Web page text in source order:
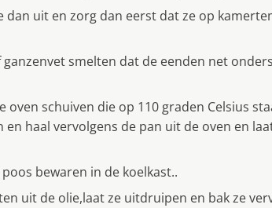
dan uit en zorg dan eerst dat ze op
smelten dat de eenden net
oven schuiven die op 110 graden Celsius
haal vervolgens de pan uit de oven en
bewaren in de koelkast..
uit de olie,laat ze uitdruipen en bak ze